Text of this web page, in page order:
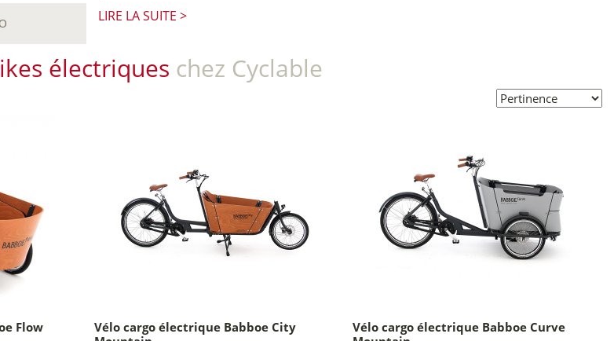
LIRE LA SUITE >
électriques chez Cyclable
Flow
Vélo cargo électrique Babboe City
Vélo cargo électrique Babboe Curve